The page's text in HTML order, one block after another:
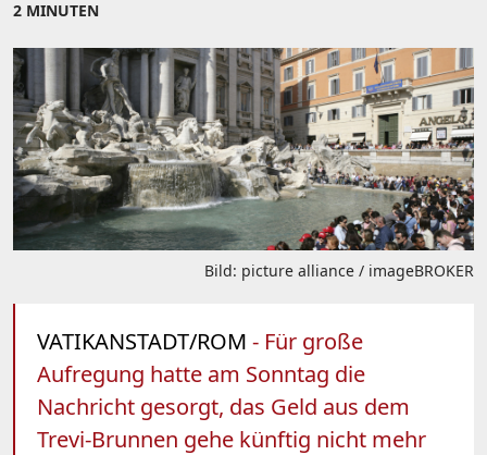
2 MINUTEN
Bild: picture alliance / imageBROKER
VATIKANSTADT/ROM - Für große
Aufregung hatte am Sonntag die
Nachricht gesorgt, das Geld aus dem
Trevi-Brunnen gehe künftig nicht mehr